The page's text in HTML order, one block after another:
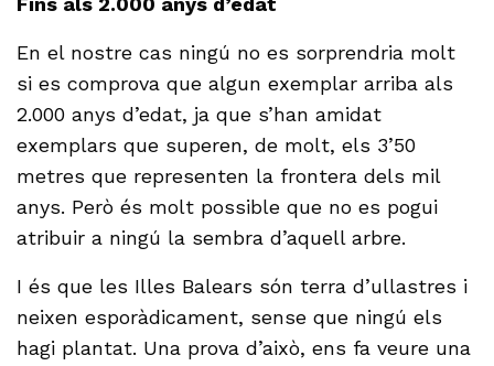
En el nostre cas ningú no es sorprendria molt
si es comprova que algun exemplar arriba als
2.000 anys d’edat, ja que s’han amidat
exemplars que superen, de molt, els 3’50
metres que representen la frontera dels mil
anys. Però és molt possible que no es pogui
atribuir a ningú la sembra d’aquell arbre.
I és que les Illes Balears són terra d’ullastres i
neixen esporàdicament, sense que ningú els
hagi plantat. Una prova d’això, ens fa veure una